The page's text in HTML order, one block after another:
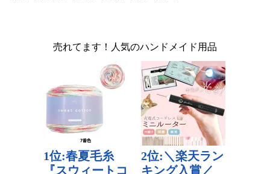
売れてます！人気のハンドメイド用品